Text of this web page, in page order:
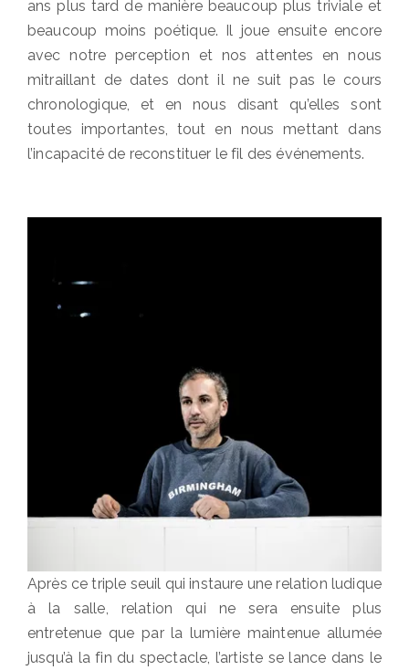
ans plus tard de manière beaucoup plus triviale et
beaucoup moins poétique. Il joue ensuite encore
avec notre perception et nos attentes en nous
mitraillant de dates dont il ne suit pas le cours
chronologique, et en nous disant qu’elles sont
toutes importantes, tout en nous mettant dans
l’incapacité de reconstituer le fil des événements.
Après ce triple seuil qui instaure une relation ludique
à la salle, relation qui ne sera ensuite plus
entretenue que par la lumière maintenue allumée
jusqu’à la fin du spectacle, l’artiste se lance dans le